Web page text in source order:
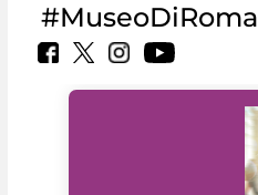
#MuseoDiRoma